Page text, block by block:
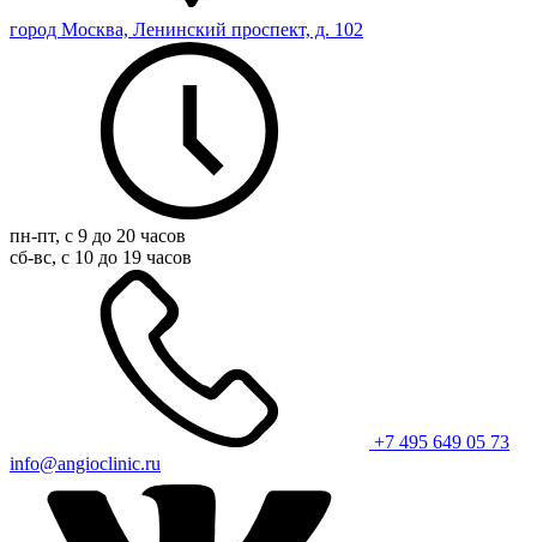
город Москва, Ленинский проспект, д. 102
пн-пт, с 9 до 20 часов
сб-вс, с 10 до 19 часов
+7 495 649 05 73
info@angioclinic.ru